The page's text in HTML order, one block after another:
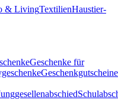
& LivingTextilienHaustier-
Geschenke für
Geschenkgutscheine